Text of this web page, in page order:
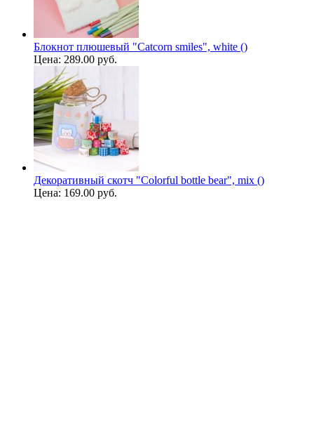
Блокнот плюшевый "Catcorn smiles", white ()
Цена: 289.00 руб.
Декоративный скотч "Colorful bottle bear", mix ()
Цена: 169.00 руб.